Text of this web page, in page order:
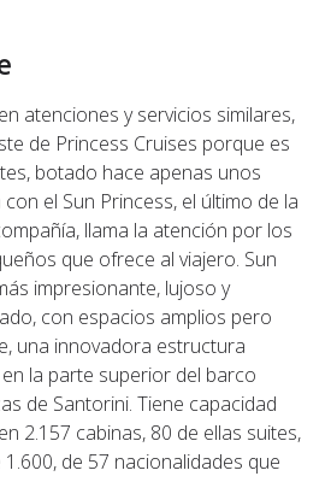
atenciones y servicios similares,
de Princess Cruises porque es
botado hace apenas unos
el Sun Princess, el último de la
llama la atención por los
que ofrece al viajero. Sun
impresionante, lujoso y
con espacios amplios pero
una innovadora estructura
la parte superior del barco
de Santorini. Tiene capacidad
2.157 cabinas, 80 de ellas suites,
de 57 nacionalidades que